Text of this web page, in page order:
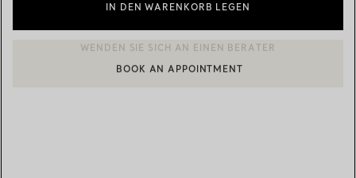
IN DEN WARENKORB LEGEN
EINEN KUNDENBERATER KONTAKTIEREN ODER EINEN
BOOK AN APPOINTMENT